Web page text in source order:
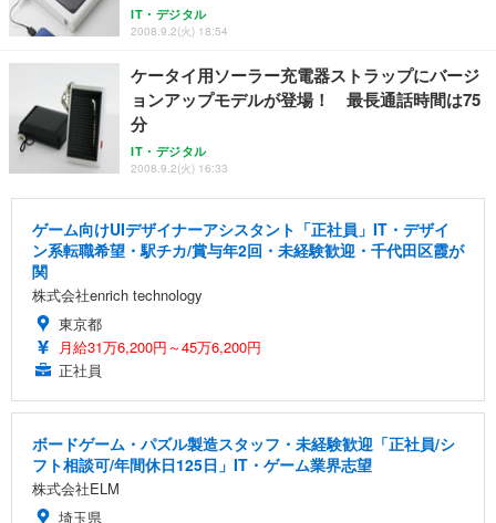
IT・デジタル
2008.9.2(火) 18:54
ケータイ用ソーラー充電器ストラップにバージ
ョンアップモデルが登場！ 最長通話時間は75
分
IT・デジタル
2008.9.2(火) 16:33
ゲーム向けUIデザイナーアシスタント「正社員」IT・デザイ
ン系転職希望・駅チカ/賞与年2回・未経験歓迎・千代田区霞が
関
株式会社enrich technology
東京都
月給31万6,200円～45万6,200円
正社員
ボードゲーム・パズル製造スタッフ・未経験歓迎「正社員/シ
フト相談可/年間休日125日」IT・ゲーム業界志望
株式会社ELM
埼玉県